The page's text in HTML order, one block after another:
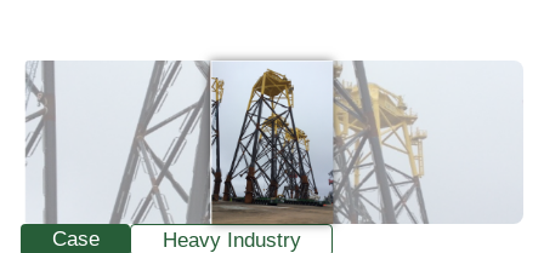
Case Heavy Industry